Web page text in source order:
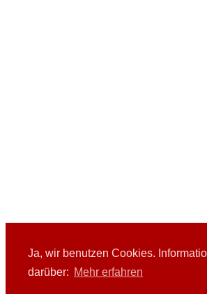
Ja, wir benutzen Cookies.
darüber: Mehr erfahren